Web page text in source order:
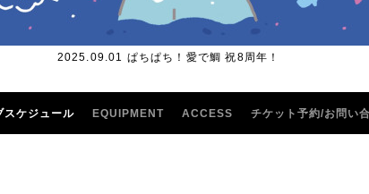
2025.09.01 ぱちぱち！愛で鯛 祝8周年！
スケジュール EQUIPMENT ACCESS チケット予約/お問い